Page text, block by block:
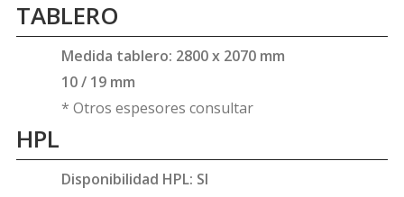
TABLERO
Medida tablero: 2800 x 2070 mm
10 / 19 mm
* Otros espesores consultar
HPL
Disponibilidad HPL: SI